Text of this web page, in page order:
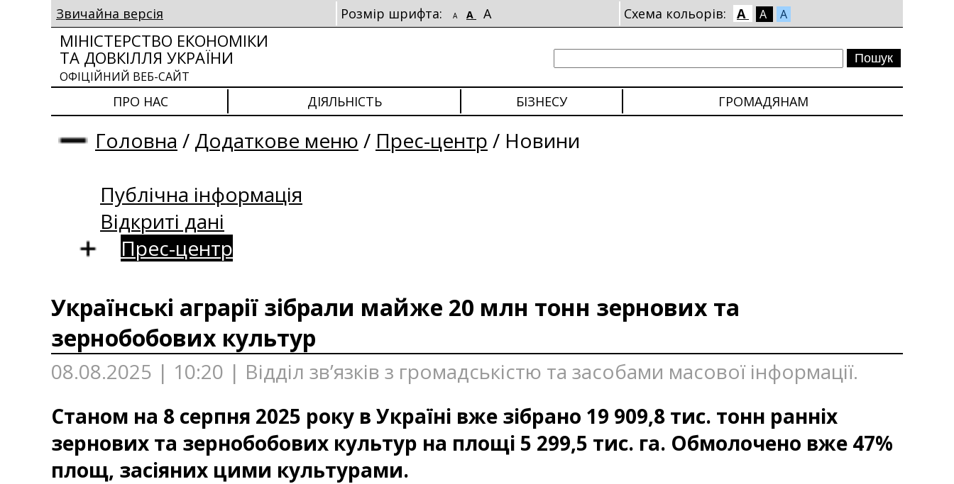
Звичайна версія Розмір шрифта: A A A Схема кольорів: A A A
МІНІСТЕРСТВО ЕКОНОМІКИ
ТА ДОВКІЛЛЯ УКРАЇНИ
ОФІЦІЙНИЙ ВЕБ-САЙТ
ПРО НАС ДІЯЛЬНІСТЬ БІЗНЕСУ ГРОМАДЯНАМ
Головна / Додаткове меню / Прес-центр / Новини
Публічна інформація
Відкриті дані
Прес-центр
Українські аграрії зібрали майже 20 млн тонн зернових та
зернобобових культур
08.08.2025 | 10:20 | Відділ зв’язків з громадськістю та засобами масової інформації.
Станом на 8 серпня 2025 року в Україні вже зібрано 19 909,8 тис. тонн ранніх
зернових та зернобобових культур на площі 5 299,5 тис. га. Обмолочено вже 47%
площ, засіяних цими культурами.